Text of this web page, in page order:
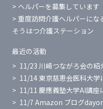
ヘルパーを募集しています
重度訪問介護ヘルパーにな
そうはつ介護ステーション
最近の活動
11/23 川崎つながろ会の紹
11/14 東京慈恵会医科大学
11/11 慶應義塾大学AI講座
11/7 Amazon ブログ